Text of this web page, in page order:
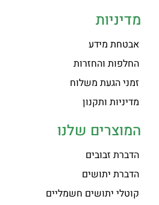
מדיניות
אבטחת מידע
החלפות והחזרות
זמני הגעת משלוח
מדיניות ותקנון
המוצרים שלנו
הדברת זבובים
הדברת יתושים
קוטלי יתושים חשמליים